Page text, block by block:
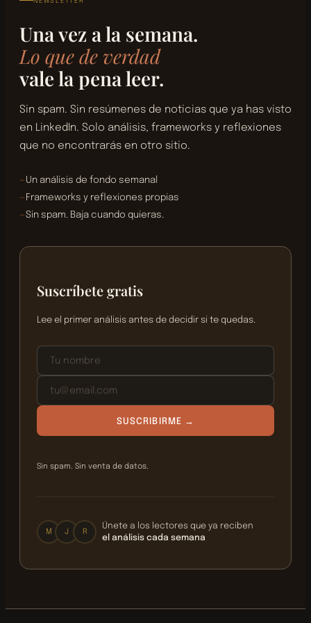
hay ninguna. La disciplina es la
única que te mantiene.
del todo. La docencia me hizo
mejor consultora.
× LO QUE FALLÓConstruí el producto antes de
demanda. Error clásico que yo
No siempre somos conscientes de
nuestros propios puntos ciegos.
Es el proyecto más propio que he hecho.
Crear algo porque necesitas
hacerlo, sin calcular si va a
funcionar antes de empezar,
esa energía se nota.
Una vez a la semana.
Lo que de verdad
vale la pena leer.
Sin spam. Sin resúmenes de noticias que ya has visto
en LinkedIn. Solo análisis, frameworks y reflexiones
que no encontrarás en otro sitio.
Un análisis de fondo semanal
Frameworks y reflexiones propias
Sin spam. Baja cuando quieras.
Suscríbete gratis
Lee el primer análisis antes de decidir si te quedas.
SUSCRIBIRME →
Sin spam. Sin venta de datos.
M J R
Únete a los lectores que ya reciben
el análisis cada semana